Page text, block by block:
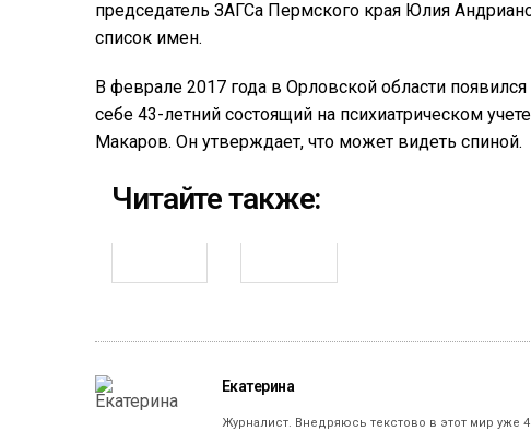
председатель ЗАГСа Пермского края Юлия
список имен.
В феврале 2017 года в Орловской области
себе 43-летний состоящий на психиатрическом
Макаров. Он утверждает, что может видеть спиной.
Читайте также:
Екатерина
Журналист. Внедряюсь текстово в этот мир уже